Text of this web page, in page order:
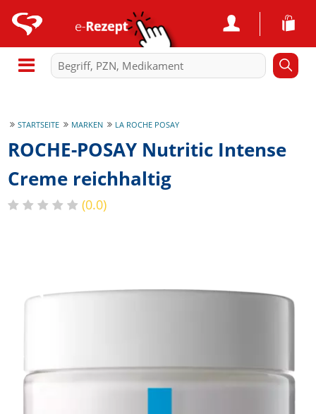
STARTSEITE MARKEN LA ROCHE POSAY
ROCHE-POSAY Nutritic Intense
Creme reichhaltig
(0.0)